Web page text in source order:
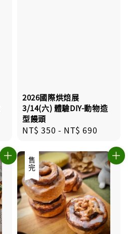
2026國際烘焙展
3/14(六) 體驗DIY-動物造
型饅頭
Regular
NT$ 350 - NT$ 690
售完